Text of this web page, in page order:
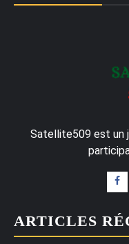
Satellite509 est un
ARTICLES